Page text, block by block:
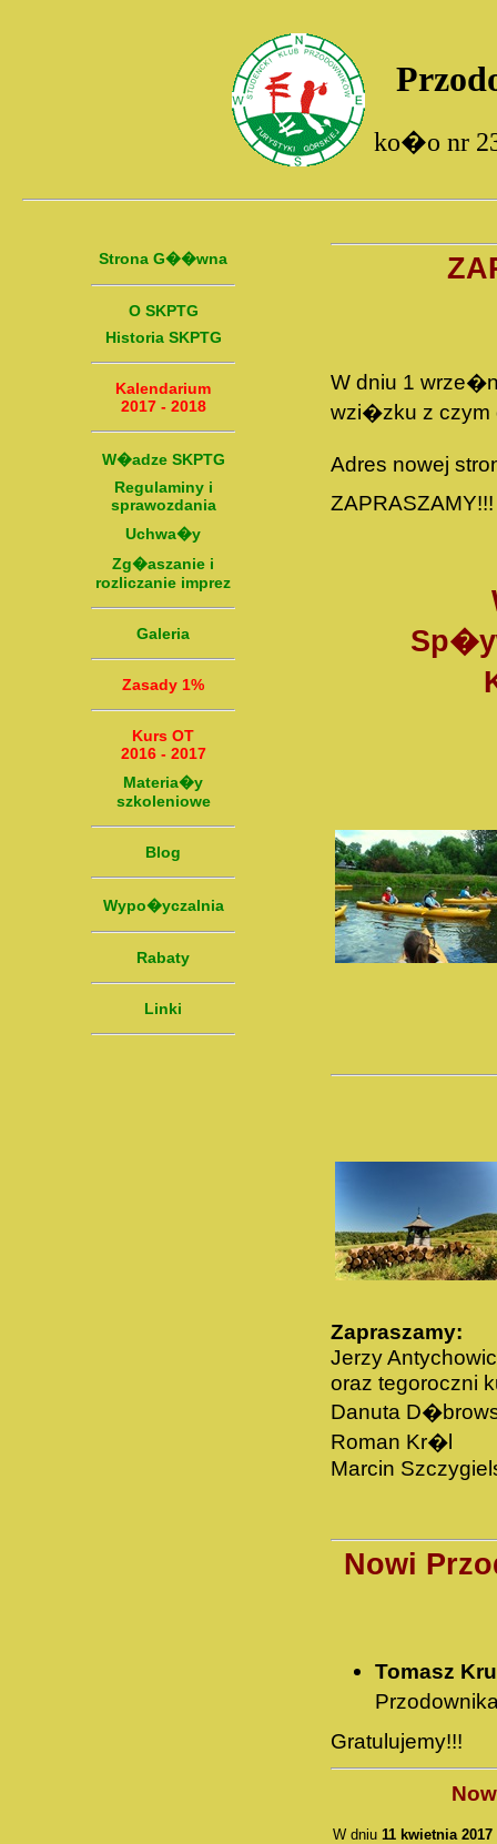
ko�o nr
Strona G��wna
O SKPTG
Historia SKPTG
Kalendarium
2017 - 2018
W�adze SKPTG
Regulaminy i
sprawozdania
Uchwa�y
Zg�aszanie i
rozliczanie imprez
Galeria
Zasady 1%
Kurs OT
2016 - 2017
Materia�y
szkoleniowe
Blog
Wypo�yczalnia
Rabaty
Linki
W dniu 1
wzi�zku z czym
Adres nowej
ZAPRASZAMY!!!
Zapraszamy:
Jerzy
oraz tegoroczni
Danuta
Roman Kr�l
Marcin
Nowi
Tomasz
Gratulujemy!!!
W dniu 11 kwietnia 2017